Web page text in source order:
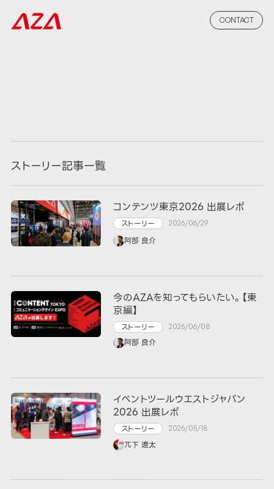
CONTACT
ストーリー記事一覧
コンテンツ東京2026 出展レポ
ストーリー 2026/06/29
阿部 良介
今のAZAを知ってもらいたい。【東
京編】
ストーリー 2026/06/08
阿部 良介
イベントツールウエストジャパン
2026 出展レポ
ストーリー 2026/05/18
兀下 遼太